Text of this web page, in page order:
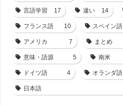
言語学習 17 違い 14
フランス語 10 スペイン語
アメリカ 7 まとめ
意味・語源 5 南米
ドイツ語 4 オランダ語
日本語